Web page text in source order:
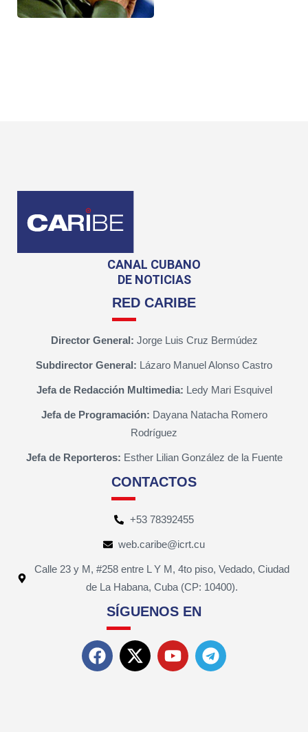
CANAL CUBANO
DE NOTICIAS
RED CARIBE
Director General: Jorge Luis Cruz Bermúdez
Subdirector General: Lázaro Manuel Alonso Castro
Jefa de Redacción Multimedia: Ledy Mari Esquivel
Jefa de Programación: Dayana Natacha Romero
Rodríguez
Jefa de Reporteros: Esther Lilian González de la Fuente
CONTACTOS
+53 78392455
web.caribe@icrt.cu
Calle 23 y M, #258 entre L Y M, 4to piso, Vedado, Ciudad
de La Habana, Cuba (CP: 10400).
SÍGUENOS EN